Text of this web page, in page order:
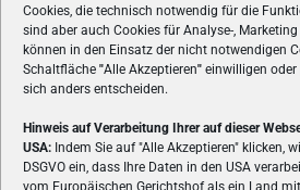
Cookies, die technisch notwendig für die
sind aber auch Cookies für Analyse-,
können in den Einsatz der nicht notwendigen
Schaltfläche "Alle Akzeptieren" einwilligen
sich anders entscheiden.
Hinweis auf Verarbeitung Ihrer auf dieser
USA: Indem Sie auf "Alle Akzeptieren" klicken,
DSGVO ein, dass Ihre Daten in den USA
vom Europäischen Gerichtshof als ein Land
ÜBER UNS